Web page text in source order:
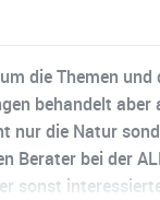
die Themen
behandelt
die Natur
Berater bei